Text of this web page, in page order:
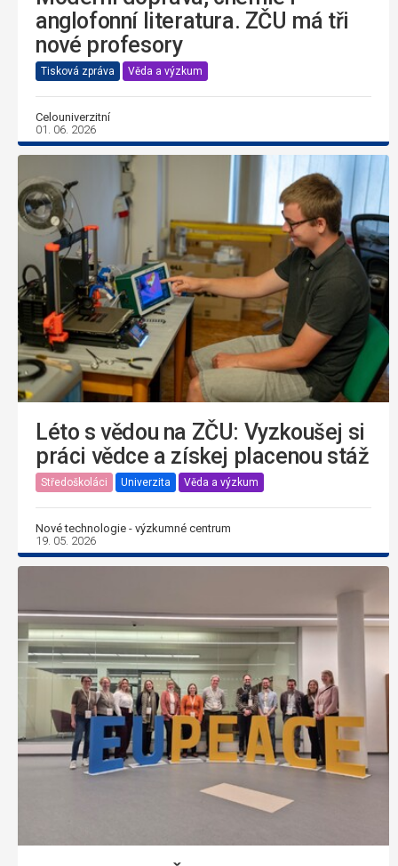
anglofonní literatura. ZČU má tři
nové profesory
Tisková zpráva Věda a výzkum
Celouniverzitní
01. 06. 2026
Léto s vědou na ZČU: Vyzkoušej si
práci vědce a získej placenou stáž
Středoškoláci Univerzita Věda a výzkum
Nové technologie - výzkumné centrum
19. 05. 2026